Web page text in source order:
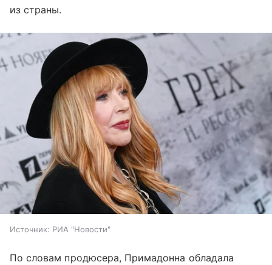
из страны.
Источник: РИА "Новости"
По словам продюсера, Примадонна обладала